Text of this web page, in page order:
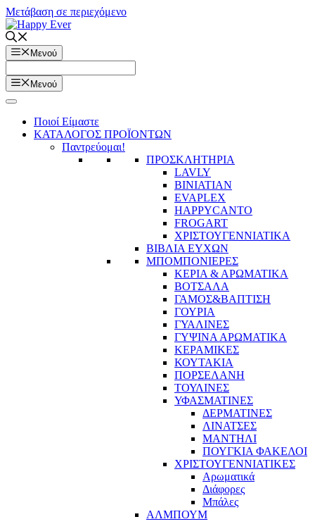
Μετάβαση σε περιεχόμενο
Μενού
Μενού
Ποιοί Είμαστε
ΚΑΤΑΛΟΓΟΣ ΠΡΟΪΟΝΤΩΝ
Παντρεύομαι!
ΠΡΟΣΚΛΗΤΗΡΙΑ
LAVLY
BINIATIAN
EVAPLEX
HAPPYCANTO
FROGART
ΧΡΙΣΤΟΥΓΕΝΝΙΑΤΙΚΑ
ΒΙΒΛΙΑ ΕΥΧΩΝ
ΜΠΟΜΠΟΝΙΕΡΕΣ
ΚΕΡΙΑ & ΑΡΩΜΑΤΙΚΑ
ΒΟΤΣΑΛΑ
ΓΑΜΟΣ&ΒΑΠΤΙΣΗ
ΓΟΥΡΙΑ
ΓΥΑΛΙΝΕΣ
ΓΥΨΙΝΑ ΑΡΩΜΑΤΙΚΑ
ΚΕΡΑΜΙΚΕΣ
ΚΟΥΤΑΚΙΑ
ΠΟΡΣΕΛΑΝΗ
ΤΟΥΛΙΝΕΣ
ΥΦΑΣΜΑΤΙΝΕΣ
ΔΕΡΜΑΤΙΝΕΣ
ΛΙΝΑΤΣΕΣ
ΜΑΝΤΗΛΙ
ΠΟΥΓΚΙΑ ΦΑΚΕΛΟΙ
ΧΡΙΣΤΟΥΓΕΝΝΙΑΤΙΚΕΣ
Αρωματικά
Διάφορες
Μπάλες
ΑΛΜΠΟΥΜ